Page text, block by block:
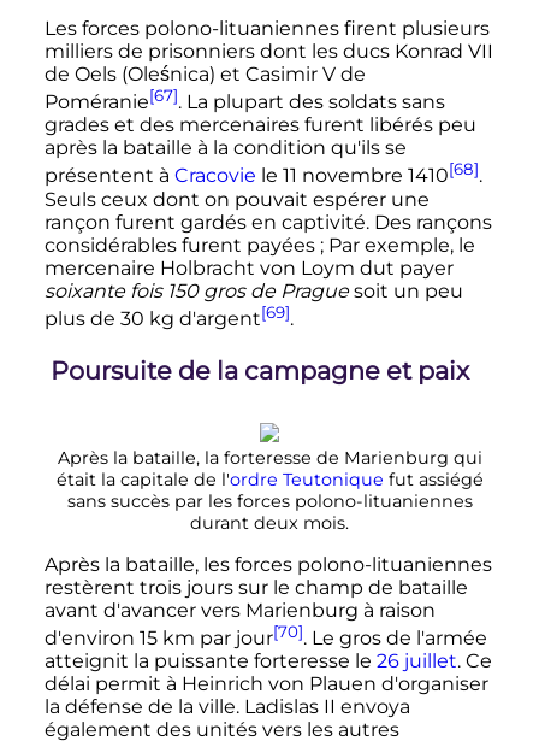
Les forces polono-lituaniennes firent plusieurs
milliers de prisonniers dont les ducs Konrad VII
de Oels (Oleśnica) et Casimir V de
Poméranie[67]. La plupart des soldats sans
grades et des mercenaires furent libérés peu
après la bataille à la condition qu'ils se
présentent à Cracovie le 11 novembre 1410[68].
Seuls ceux dont on pouvait espérer une
rançon furent gardés en captivité. Des rançons
considérables furent payées ; Par exemple, le
mercenaire Holbracht von Loym dut payer
soixante fois 150 gros de Praguesoit un peu
plus de 30 kg d'argent[69].
Poursuite de la campagne et paix
Après la bataille, la forteresse de Marienburg qui
était la capitale de l'ordre Teutonique fut assiégé
sans succès par les forces polono-lituaniennes
durant deux mois.
Après la bataille, les forces polono-lituaniennes
restèrent trois jours sur le champ de bataille
avant d'avancer vers Marienburg à raison
d'environ 15 km par jour[70]. Le gros de l'armée
atteignit la puissante forteresse le 26 juillet. Ce
délai permit à Heinrich von Plauen d'organiser
la défense de la ville. Ladislas II envoya
également des unités vers les autres